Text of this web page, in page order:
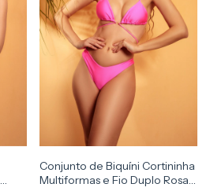
Conjunto de Biquíni Cortininha
Multiformas e Fio Duplo Rosa